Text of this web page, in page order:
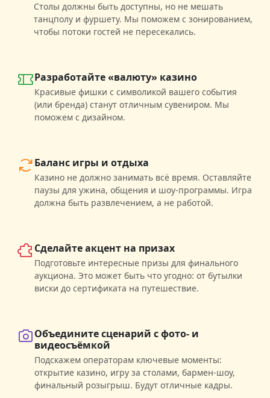
Столы должны быть доступны, но не мешать
танцполу и фуршету. Мы поможем с зонированием,
чтобы потоки гостей не пересекались.
Разработайте «валюту» казино
Красивые фишки с символикой вашего события
(или бренда) станут отличным сувениром. Мы
поможем с дизайном.
Баланс игры и отдыха
Казино не должно занимать всё время. Оставляйте
паузы для ужина, общения и шоу-программы. Игра
должна быть развлечением, а не работой.
Сделайте акцент на призах
Подготовьте интересные призы для финального
аукциона. Это может быть что угодно: от бутылки
виски до сертификата на путешествие.
Объедините сценарий с фото- и
видеосъёмкой
Подскажем операторам ключевые моменты:
открытие казино, игру за столами, бармен-шоу,
финальный розыгрыш. Будут отличные кадры.